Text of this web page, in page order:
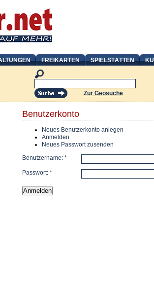
FREIKARTEN SPIELSTÄTTEN
Zur Geosuche
Benutzerkonto
Neues Benutzerkonto anlegen
Anmelden
Neues Passwort zusenden
Benutzername: *
Passwort: *